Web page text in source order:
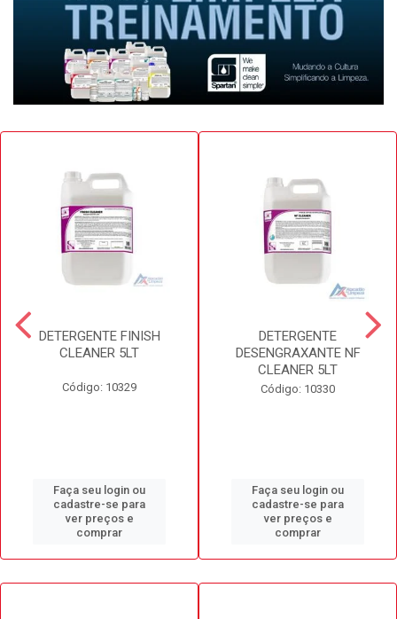
DETERGENTE FINISH
CLEANER 5LT
Código: 10329
Faça seu login ou
cadastre-se para
ver preços e
comprar
DETERGENTE
DESENGRAXANTE NF
CLEANER 5LT
Código: 10330
Faça seu login ou
cadastre-se para
ver preços e
comprar